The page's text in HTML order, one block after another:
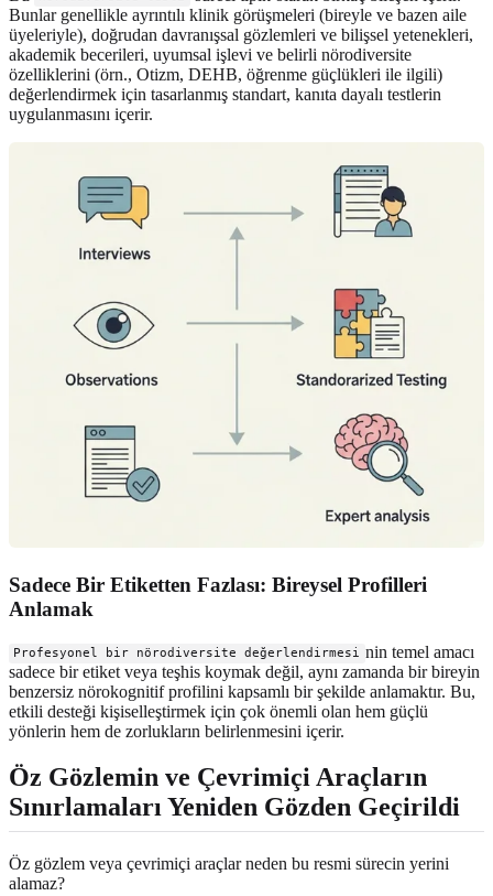
Bunlar genellikle ayrıntılı klinik görüşmeleri (bireyle ve bazen aile
üyeleriyle), doğrudan davranışsal gözlemleri ve bilişsel yetenekleri,
akademik becerileri, uyumsal işlevi ve belirli nörodiversite
özelliklerini (örn., Otizm, DEHB, öğrenme güçlükleri ile ilgili)
değerlendirmek için tasarlanmış standart, kanıta dayalı testlerin
uygulanmasını içerir.
Sadece Bir Etiketten Fazlası: Bireysel Profilleri
Anlamak
Profesyonel bir nörodiversite değerlendirmesi nin temel amacı
sadece bir etiket veya teşhis koymak değil, aynı zamanda bir bireyin
benzersiz nörokognitif profilini kapsamlı bir şekilde anlamaktır. Bu,
etkili desteği kişiselleştirmek için çok önemli olan hem güçlü
yönlerin hem de zorlukların belirlenmesini içerir.
Öz Gözlemin ve Çevrimiçi Araçların
Sınırlamaları Yeniden Gözden Geçirildi
Öz gözlem veya çevrimiçi araçlar neden bu resmi sürecin yerini
alamaz?